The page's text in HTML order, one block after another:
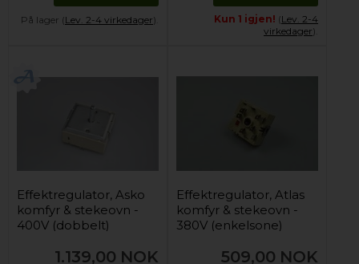
På lager (Lev. 2-4 virkedager). Kun 1 igjen! (Lev. 2-4
virkedager).
Effektregulator, Asko
komfyr & stekeovn -
400V (dobbelt)
1.139,00 NOK
Effektregulator, Atlas
komfyr & stekeovn -
380V (enkelsone)
509,00 NOK